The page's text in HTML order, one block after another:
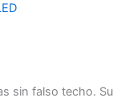
sin falso techo. Su